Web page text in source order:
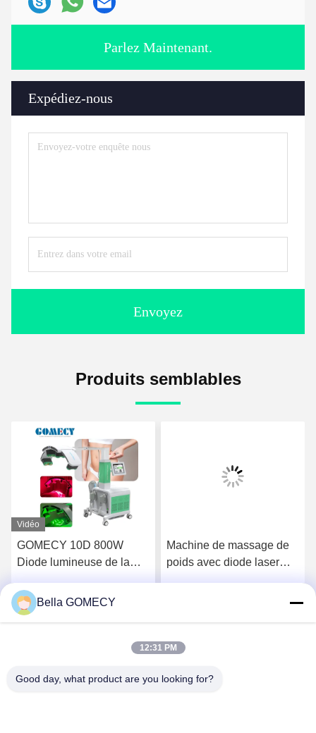
Parlez Maintenant.
Expédiez-nous
Envoyez
Produits semblables
Vidéo
GOMECY 10D 800W
Diode lumineuse de la
stimulation musculaire de
l'équipement pour la
touchable 7 Tesla Hiemt
Machine de massage de
poids avec diode laser
Bella GOMECY
12:31 PM
Good day, what product are you looking for?